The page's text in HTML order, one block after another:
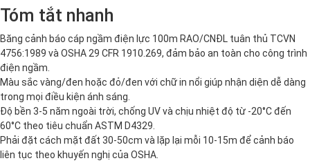
Tóm tắt nhanh
Băng cảnh báo cáp ngầm điện lực 100m RAO/CNĐL tuân thủ TCVN
4756:1989 và OSHA 29 CFR 1910.269, đảm bảo an toàn cho công trình
điện ngầm.
Màu sắc vàng/đen hoặc đỏ/đen với chữ in nổi giúp nhận diện dễ dàng
trong mọi điều kiện ánh sáng.
Độ bền 3-5 năm ngoài trời, chống UV và chịu nhiệt độ từ -20°C đến
60°C theo tiêu chuẩn ASTM D4329.
Phải đặt cách mặt đất 30-50cm và lặp lại mỗi 10-15m để cảnh báo
liên tục theo khuyến nghị của OSHA.